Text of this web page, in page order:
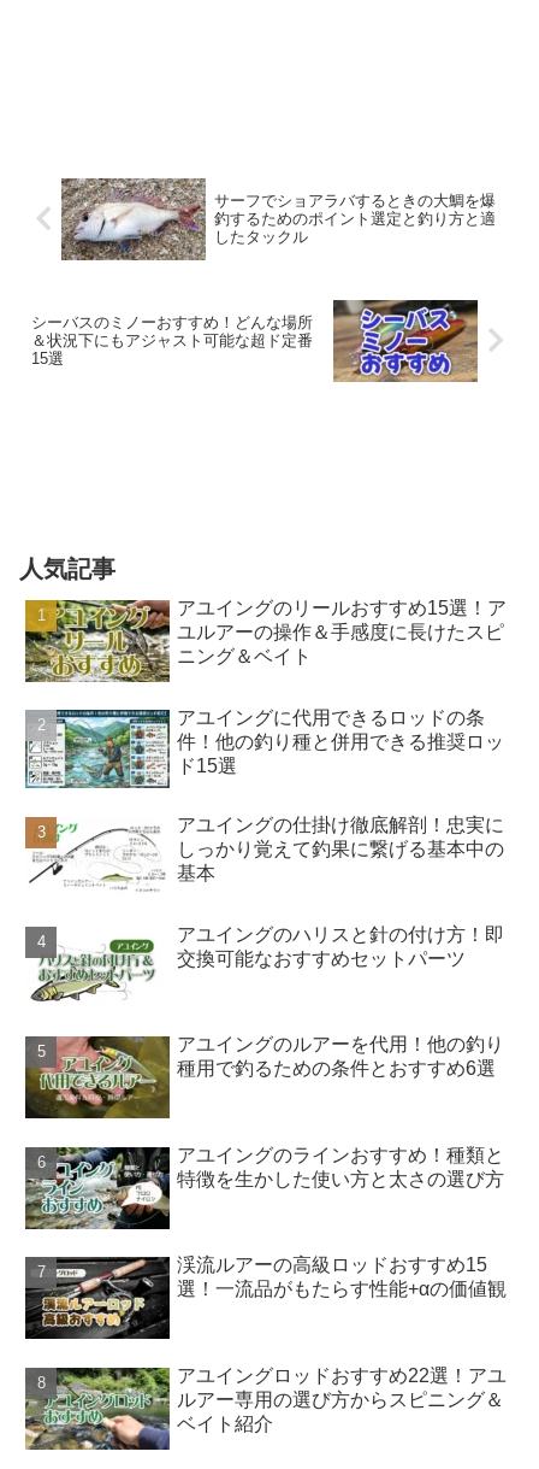
サーフでショアラバするときの大鯛を爆
釣するためのポイント選定と釣り方と適
したタックル
シーバスのミノーおすすめ！どんな場所
＆状況下にもアジャスト可能な超ド定番
15選
人気記事
アユイングのリールおすすめ15選！ア
ユルアーの操作＆手感度に長けたスピ
ニング＆ベイト
アユイングに代用できるロッドの条
件！他の釣り種と併用できる推奨ロッ
ド15選
アユイングの仕掛け徹底解剖！忠実に
しっかり覚えて釣果に繋げる基本中の
基本
アユイングのハリスと針の付け方！即
交換可能なおすすめセットパーツ
アユイングのルアーを代用！他の釣り
種用で釣るための条件とおすすめ6選
アユイングのラインおすすめ！種類と
特徴を生かした使い方と太さの選び方
渓流ルアーの高級ロッドおすすめ15
選！一流品がもたらす性能+αの価値観
アユイングロッドおすすめ22選！アユ
ルアー専用の選び方からスピニング＆
ベイト紹介